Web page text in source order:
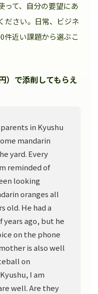
って、自分の要望にあ
ださい。日常、ビジネ
件近い課題から選ぶこ
）で添削してもらえ
in Kyushu
mandarin
yard. Every
reminded of
looking
oranges all
old. He had a
years ago, but he
on the phone
is also well
on
I am
well. Are they